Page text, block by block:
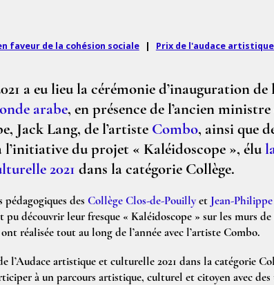
faveur de la cohésion sociale | Prix de l'audace
a eu lieu la cérémonie d’inauguration de
arabe, en présence de l’ancien
Jack Lang, de l’artiste Combo, ainsi que
l’initiative du projet « Kaléidoscope », élu
2021 dans la catégorie Collège.
pédagogiques des Collège Clos-de-Pouilly et Jean-
pu découvrir leur fresque « Kaléidoscope » sur les murs
réalisée tout au long de l’année avec l’artiste Combo.
l’Audace artistique et culturelle 2021 dans la catégorie
à un parcours artistique, culturel et citoyen avec